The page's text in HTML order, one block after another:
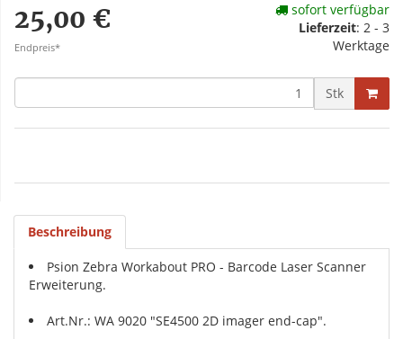
25,00 €
Endpreis*
sofort verfügbar
Lieferzeit: 2 - 3
Werktage
Stk
Beschreibung
Psion Zebra Workabout PRO - Barcode Laser Scanner
Erweiterung.
Art.Nr.: WA 9020 "SE4500 2D imager end-cap".